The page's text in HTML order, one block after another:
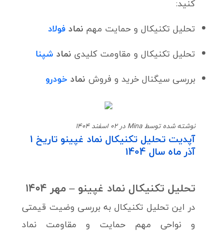
کنید:
تحلیل تکنیکال و حمایت‌ مهم نماد فولاد
تحلیل تکنیکال و مقاومت کلیدی نماد شپنا
بررسی سیگنال خرید و فروش نماد خودرو
نوشته شده توسط Mina در 02 اسفند 1404
آپدیت تحلیل تکنیکال نماد غپینو تاریخ 1
آذر ماه سال 1404
تحلیل تکنیکال نماد غپینو – مهر ۱۴۰۴
در این تحلیل تکنیکال به بررسی وضیت قیمتی
و نواحی مهم حمایت و مقاومت نماد